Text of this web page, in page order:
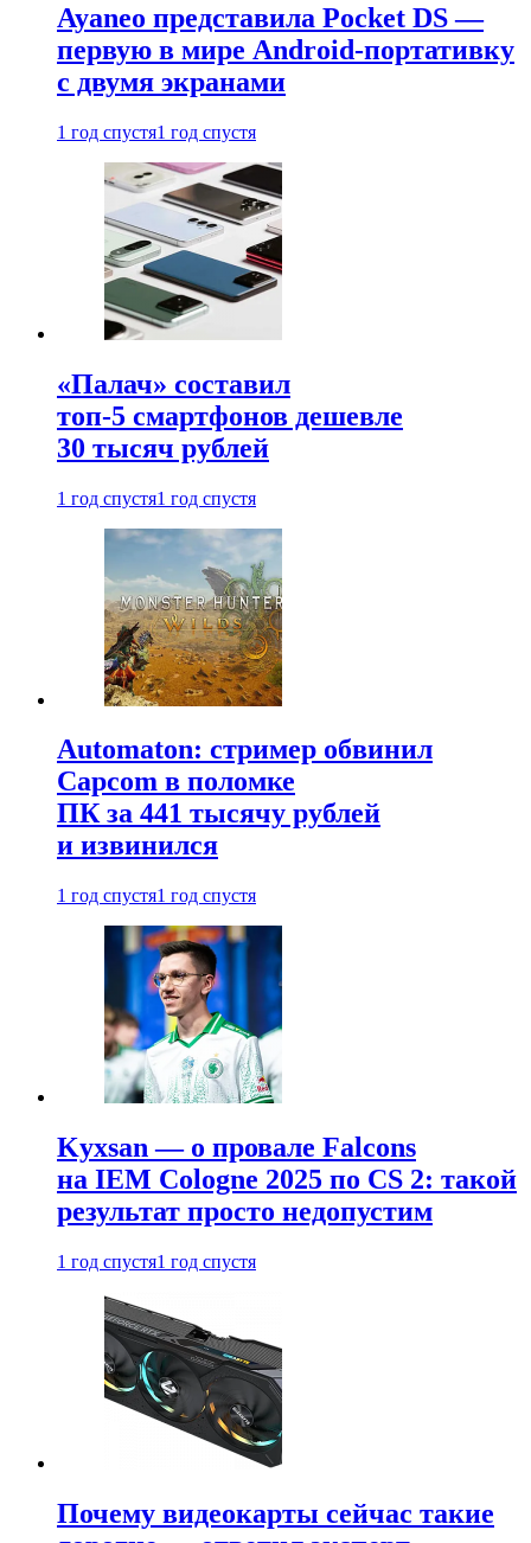
Ayaneo представила Pocket DS —
первую в мире Android-портативку
с двумя экранами
1 год спустя1 год спустя
«Палач» составил
топ-5 смартфонов дешевле
30 тысяч рублей
1 год спустя1 год спустя
Automaton: стример обвинил
Capcom в поломке
ПК за 441 тысячу рублей
и извинился
1 год спустя1 год спустя
Kyxsan — о провале Falcons
на IEM Cologne 2025 по CS 2: такой
результат просто недопустим
1 год спустя1 год спустя
Почему видеокарты сейчас такие